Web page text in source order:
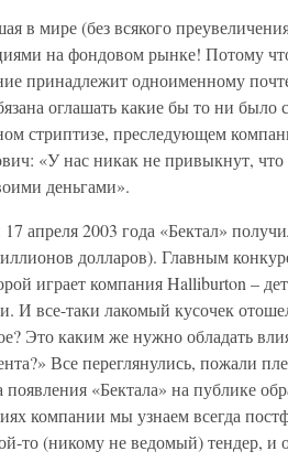
в мире (без всякого
на фондовом рынке! Потому
принадлежит одноименному
оглашать какие бы то ни было
стриптизе, преследующем
«У нас никак не привыкнут, что
деньгами».
апреля 2003 года «Бектал»
долларов). Главным
играет компания Halliburton –
И все-таки лакомый кусочек
Это каким же нужно обладать
Все переглянулись, пожали
появления «Бектала» на публике
компании мы узнаем всегда
то (никому не ведомый) тендер, и